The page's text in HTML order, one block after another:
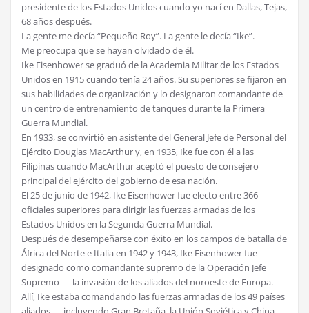
presidente de los Estados Unidos cuando yo nací en Dallas, Tejas,
68 años después.
La gente me decía “Pequeño Roy”. La gente le decía “Ike”.
Me preocupa que se hayan olvidado de él.
Ike Eisenhower se graduó de la Academia Militar de los Estados
Unidos en 1915 cuando tenía 24 años. Su superiores se fijaron en
sus habilidades de organización y lo designaron comandante de
un centro de entrenamiento de tanques durante la Primera
Guerra Mundial.
En 1933, se convirtió en asistente del General Jefe de Personal del
Ejército Douglas MacArthur y, en 1935, Ike fue con él a las
Filipinas cuando MacArthur aceptó el puesto de consejero
principal del ejército del gobierno de esa nación.
El 25 de junio de 1942, Ike Eisenhower fue electo entre 366
oficiales superiores para dirigir las fuerzas armadas de los
Estados Unidos en la Segunda Guerra Mundial.
Después de desempeñarse con éxito en los campos de batalla de
África del Norte e Italia en 1942 y 1943, Ike Eisenhower fue
designado como comandante supremo de la Operación Jefe
Supremo — la invasión de los aliados del noroeste de Europa.
Allí, Ike estaba comandando las fuerzas armadas de los 49 países